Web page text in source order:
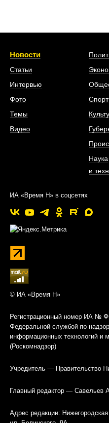
Новости
Статьи
Интервью
Фото
Темы
Видео
Спорт
Наука
и
ИА «Время Н» в соцсетях
© ИА «Время Н»
Регистрационный номер ИА №
Федеральной службой по
информационных технологий и
(Роскомнадзор)
Учредитель — Правительство
Главный редактор — Савельев
Адрес редакции: